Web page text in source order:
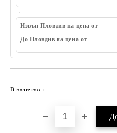
Извън Пловдив на цена от
До Пловдив на цена от
В наличност